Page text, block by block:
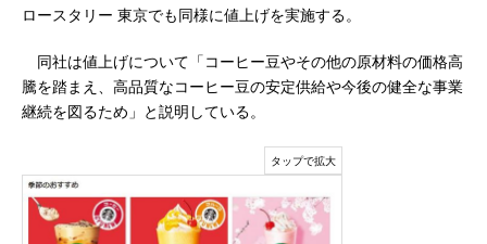
ロースタリー 東京でも同様に値上げを実施する。
同社は値上げについて「コーヒー豆やその他の原材料の価格高
騰を踏まえ、高品質なコーヒー豆の安定供給や今後の健全な事業
継続を図るため」と説明している。